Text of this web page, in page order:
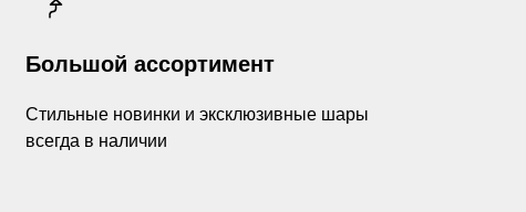
Большой ассортимент
Стильные новинки и эксклюзивные шары
всегда в наличии